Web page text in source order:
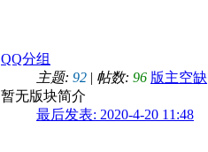
QQ分组
主题: 92 | 帖数: 96 版主空缺
暂无版块简介
最后发表: 2020-4-20 11:48